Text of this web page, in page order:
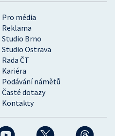
Pro média
Reklama
Studio Brno
Studio Ostrava
Rada ČT
Kariéra
Podávání námětů
Časté dotazy
Kontakty